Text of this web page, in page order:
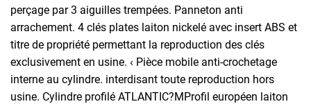
perçage par 3 aiguilles trempées. Panneton anti
arrachement. 4 clés plates laiton nickelé avec insert ABS et
titre de propriété permettant la reproduction des clés
exclusivement en usine. ‹ Pièce mobile anti-crochetage
interne au cylindre. interdisant toute reproduction hors
usine. Cylindre profilé ATLANTIC?MProfil européen laiton